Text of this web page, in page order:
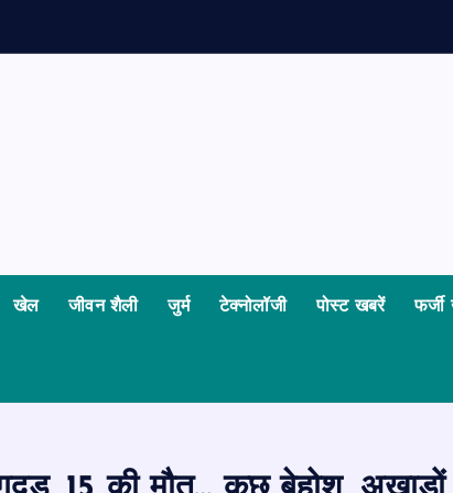
खेल जीवन शैली जुर्म टेक्नोलॉजी पोस्ट खबरें